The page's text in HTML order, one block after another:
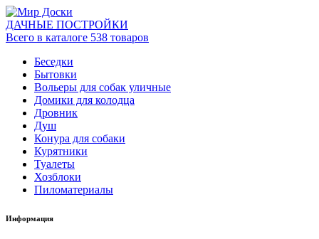
ДАЧНЫЕ ПОСТРОЙКИ
Всего в каталоге 538 товаров
Беседки
Бытовки
Вольеры для собак уличные
Домики для колодца
Дровник
Душ
Конура для собаки
Курятники
Туалеты
Хозблоки
Пиломатериалы
Информация